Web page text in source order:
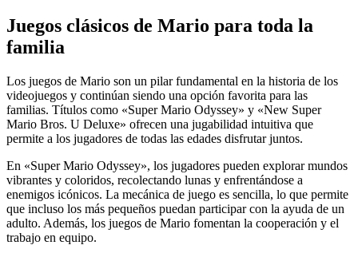
Juegos clásicos de Mario para toda la
familia
Los juegos de Mario son un pilar fundamental en la historia de los
videojuegos y continúan siendo una opción favorita para las
familias. Títulos como «Super Mario Odyssey» y «New Super
Mario Bros. U Deluxe» ofrecen una jugabilidad intuitiva que
permite a los jugadores de todas las edades disfrutar juntos.
En «Super Mario Odyssey», los jugadores pueden explorar mundos
vibrantes y coloridos, recolectando lunas y enfrentándose a
enemigos icónicos. La mecánica de juego es sencilla, lo que permite
que incluso los más pequeños puedan participar con la ayuda de un
adulto. Además, los juegos de Mario fomentan la cooperación y el
trabajo en equipo.